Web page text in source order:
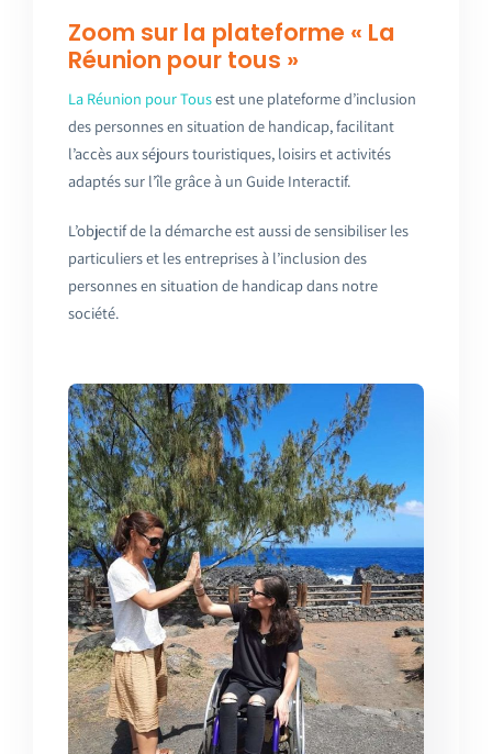
Zoom sur la plateforme « La
Réunion pour tous »
La Réunion pour Tousest une plateforme d’inclusion
des personnes en situation de handicap, facilitant
l’accès aux séjours touristiques, loisirs et activités
adaptés sur l’île grâce à un Guide Interactif.
L’objectif de la démarche est aussi de sensibiliser les
particuliers et les entreprises à l’inclusion des
personnes en situation de handicap dans notre
société.